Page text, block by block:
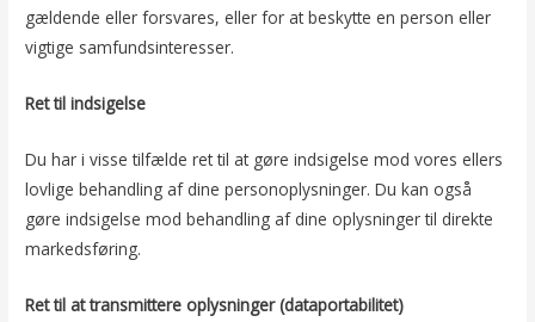
gældende eller forsvares, eller for at beskytte en person eller
vigtige samfundsinteresser.
Ret til indsigelse
Du har i visse tilfælde ret til at gøre indsigelse mod vores ellers
lovlige behandling af dine personoplysninger. Du kan også
gøre indsigelse mod behandling af dine oplysninger til direkte
markedsføring.
Ret til at transmittere oplysninger (dataportabilitet)